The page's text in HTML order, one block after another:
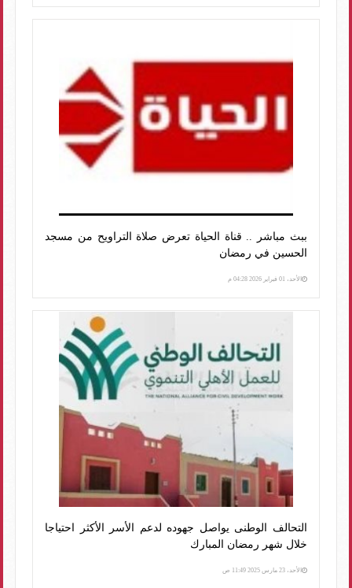
ببث مباشر .. قناة الحياة تعرض صلاة التراويح من مسجد
الحسين في رمضان
الأحد، 01 فبراير 2026 04:28 م
التحالف الوطنى يواصل جهوده لدعم الأسر الأكثر احتياجا
خلال شهر رمضان المبارك
الأحد، 23 مارس 2025 11:49 ص